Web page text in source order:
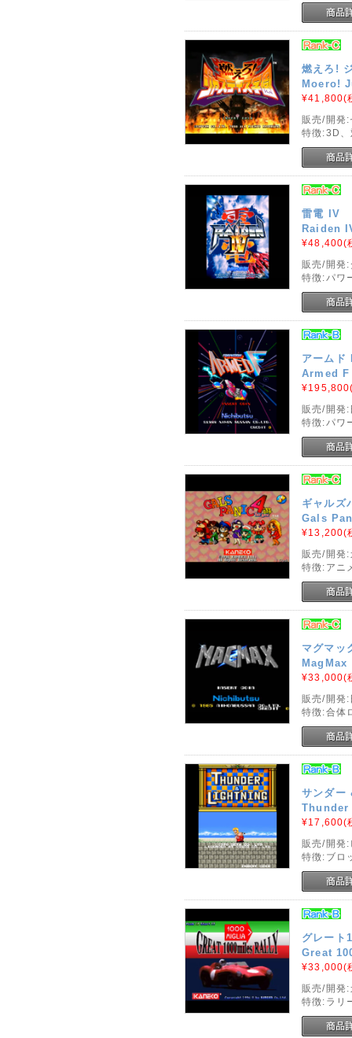
燃えろ!
Moero!
¥41,800(
販売/開発:
特徴:3D
雷電 IV
Raiden
¥48,400(
販売/開発
特徴:パワ
アームド
Armed F
¥195,800
販売/開発:
特徴:パワ
ギャルズ
Gals
¥13,200(
販売/開発:
特徴:アニ
マグマッ
MagMax
¥33,000(
販売/開発:
特徴:合体
サンダー
¥17,600(
販売/開発:
特徴:ブロ
グレート
Great
¥33,000(
販売/開発:
特徴:ラリ